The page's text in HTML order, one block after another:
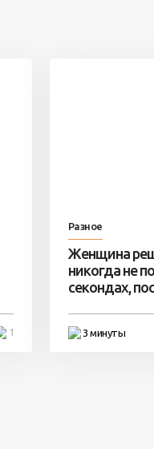
1
Разное
Женщина
никогда не
секондах,
3 минуты